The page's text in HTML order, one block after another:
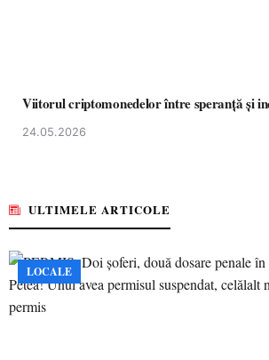
Viitorul criptomonedelor între speranță și
24.05.2026
ULTIMELE ARTICOLE
LOCALE